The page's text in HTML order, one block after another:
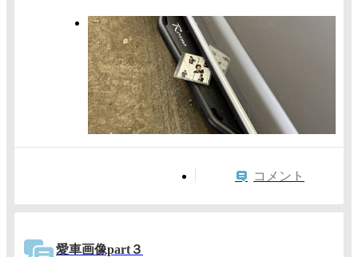
コメント
愛車画像part３